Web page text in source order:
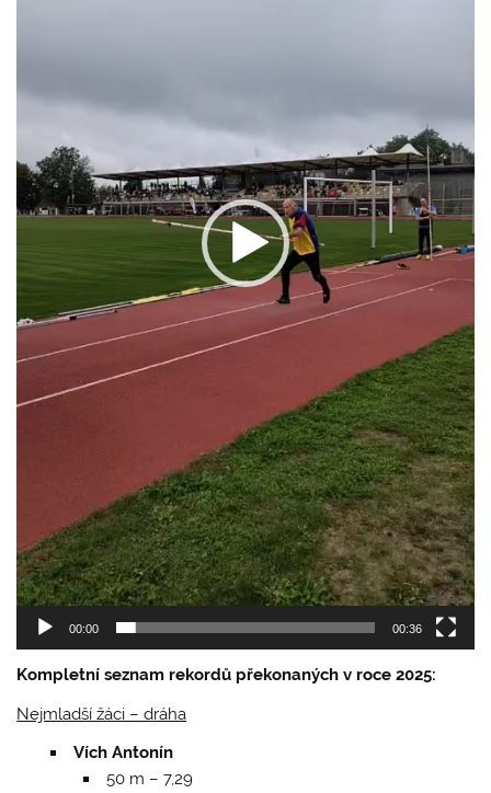
00:00 00:36
Kompletní seznam rekordů překonaných v roce 2025:
Nejmladší žáci – dráha
Vích Antonín
50 m – 7,29